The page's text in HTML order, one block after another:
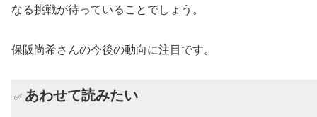
なる挑戦が待っていることでしょう。
保阪尚希さんの今後の動向に注目です。
✅ あわせて読みたい